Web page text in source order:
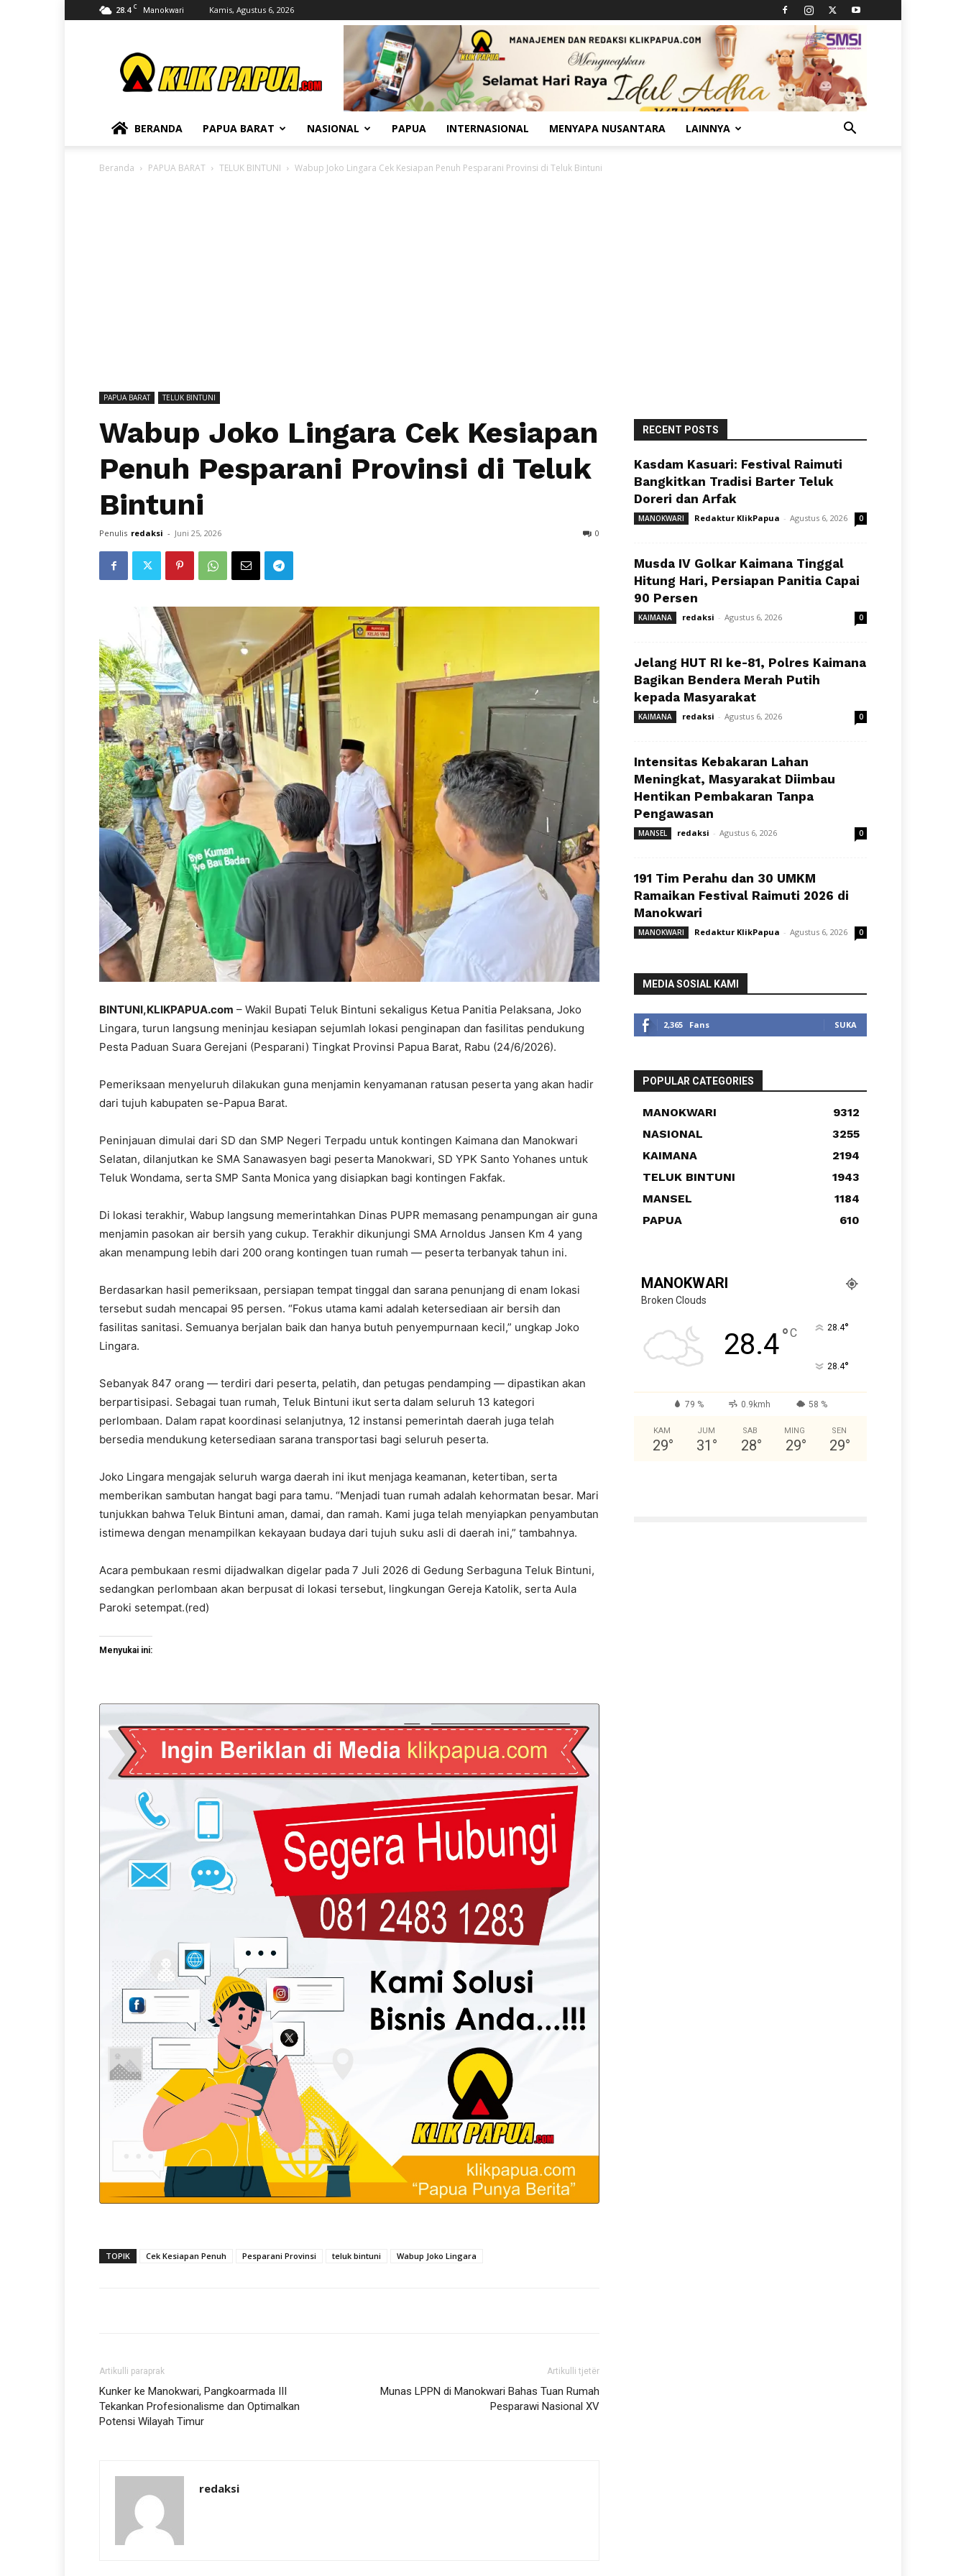
28.4 C Manokwari Kamis, Agustus 6, 2026
BERANDA PAPUA BARAT NASIONAL PAPUA INTERNASIONAL MENYAPA NUSANTARA LAINNYA
Beranda PAPUA BARAT TELUK BINTUNI Wabup Joko Lingara Cek Kesiapan Penuh Pesparani Provinsi di Teluk Bintuni
PAPUA BARAT TELUK BINTUNI
Wabup Joko Lingara Cek Kesiapan
Penuh Pesparani Provinsi di Teluk
Bintuni
Penulis redaksi - Juni 25, 2026 0
BINTUNI,KLIKPAPUA.com – Wakil Bupati Teluk Bintuni sekaligus Ketua Panitia Pelaksana, Joko
Lingara, turun langsung meninjau kesiapan sejumlah lokasi penginapan dan fasilitas pendukung
Pesta Paduan Suara Gerejani (Pesparani) Tingkat Provinsi Papua Barat, Rabu (24/6/2026).
Pemeriksaan menyeluruh dilakukan guna menjamin kenyamanan ratusan peserta yang akan hadir
dari tujuh kabupaten se-Papua Barat.
Peninjauan dimulai dari SD dan SMP Negeri Terpadu untuk kontingen Kaimana dan Manokwari
Selatan, dilanjutkan ke SMA Sanawasyen bagi peserta Manokwari, SD YPK Santo Yohanes untuk
Teluk Wondama, serta SMP Santa Monica yang disiapkan bagi kontingen Fakfak.
Di lokasi terakhir, Wabup langsung memerintahkan Dinas PUPR memasang penampungan air guna
menjamin pasokan air bersih yang cukup. Terakhir dikunjungi SMA Arnoldus Jansen Km 4 yang
akan menampung lebih dari 200 orang kontingen tuan rumah — peserta terbanyak tahun ini.
Berdasarkan hasil pemeriksaan, persiapan tempat tinggal dan sarana penunjang di enam lokasi
tersebut sudah mencapai 95 persen. “Fokus utama kami adalah ketersediaan air bersih dan
fasilitas sanitasi. Semuanya berjalan baik dan hanya butuh penyempurnaan kecil,” ungkap Joko
Lingara.
Sebanyak 847 orang — terdiri dari peserta, pelatih, dan petugas pendamping — dipastikan akan
berpartisipasi. Sebagai tuan rumah, Teluk Bintuni ikut serta dalam seluruh 13 kategori
perlombaan. Dalam rapat koordinasi selanjutnya, 12 instansi pemerintah daerah juga telah
bersedia mendukung ketersediaan sarana transportasi bagi seluruh peserta.
Joko Lingara mengajak seluruh warga daerah ini ikut menjaga keamanan, ketertiban, serta
memberikan sambutan hangat bagi para tamu. “Menjadi tuan rumah adalah kehormatan besar. Mari
tunjukkan bahwa Teluk Bintuni aman, damai, dan ramah. Kami juga telah menyiapkan penyambutan
istimewa dengan menampilkan kekayaan budaya dari tujuh suku asli di daerah ini,” tambahnya.
Acara pembukaan resmi dijadwalkan digelar pada 7 Juli 2026 di Gedung Serbaguna Teluk Bintuni,
sedangkan perlombaan akan berpusat di lokasi tersebut, lingkungan Gereja Katolik, serta Aula
Paroki setempat.(red)
Menyukai ini:
TOPIK Cek Kesiapan Penuh Pesparani Provinsi teluk bintuni Wabup Joko Lingara
Artikulli paraprak
Kunker ke Manokwari, Pangkoarmada III
Tekankan Profesionalisme dan Optimalkan
Potensi Wilayah Timur
Artikulli tjetër
Munas LPPN di Manokwari Bahas Tuan Rumah
Pesparawi Nasional XV
redaksi
RECENT POSTS
Kasdam Kasuari: Festival Raimuti
Bangkitkan Tradisi Barter Teluk
Doreri dan Arfak
MANOKWARI Redaktur KlikPapua - Agustus 6, 2026 0
Musda IV Golkar Kaimana Tinggal
Hitung Hari, Persiapan Panitia Capai
90 Persen
KAIMANA redaksi - Agustus 6, 2026 0
Jelang HUT RI ke-81, Polres Kaimana
Bagikan Bendera Merah Putih
kepada Masyarakat
KAIMANA redaksi - Agustus 6, 2026 0
Intensitas Kebakaran Lahan
Meningkat, Masyarakat Diimbau
Hentikan Pembakaran Tanpa
Pengawasan
MANSEL redaksi - Agustus 6, 2026 0
191 Tim Perahu dan 30 UMKM
Ramaikan Festival Raimuti 2026 di
Manokwari
MANOKWARI Redaktur KlikPapua - Agustus 6, 2026 0
MEDIA SOSIAL KAMI
2,365 Fans SUKA
POPULAR CATEGORIES
MANOKWARI
9312
NASIONAL
3255
KAIMANA
2194
TELUK BINTUNI
1943
MANSEL
1184
PAPUA
610
MANOKWARI
Broken Clouds
28.4°C 28.4°
28.4°
79 % 0.9kmh 58 %
KAM
29°
JUM
31 °
SAB
28°
MING
29°
SEN
29°